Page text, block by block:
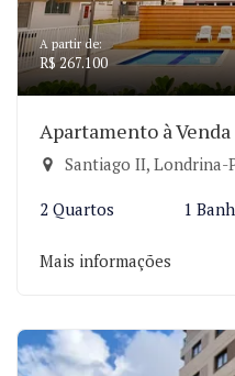
A partir de:
R$ 267.100
Apartamento à
Santiago II, Londrina-
2 Quartos 1
Mais informações